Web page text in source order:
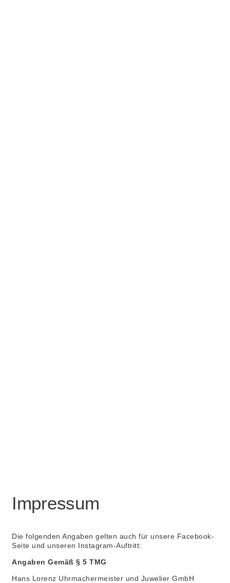
Impressum
Die folgenden Angaben gelten auch für unsere Facebook-
Seite und unseren Instagram-Auftritt:
Angaben Gemäß § 5 TMG
Hans Lorenz Uhrmachermeister und Juwelier GmbH